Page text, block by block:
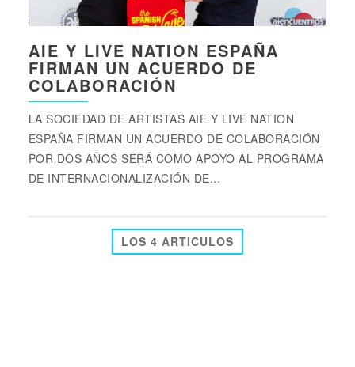
AIE Y LIVE NATION ESPAÑA
FIRMAN UN ACUERDO DE
COLABORACIÓN
LA SOCIEDAD DE ARTISTAS AIE Y LIVE NATION
ESPAÑA FIRMAN UN ACUERDO DE COLABORACIÓN
POR DOS AÑOS SERÁ COMO APOYO AL PROGRAMA
DE INTERNACIONALIZACIÓN DE...
LOS 4 ARTICULOS